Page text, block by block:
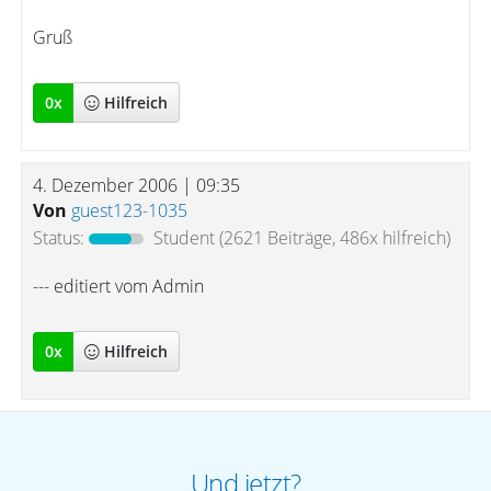
Gruß
0x Hilfreich
4. Dezember 2006 | 09:35
Von guest123-1035
Status:
Student(2621 Beiträge, 486x hilfreich)
--- editiert vom Admin
0x Hilfreich
Und jetzt?